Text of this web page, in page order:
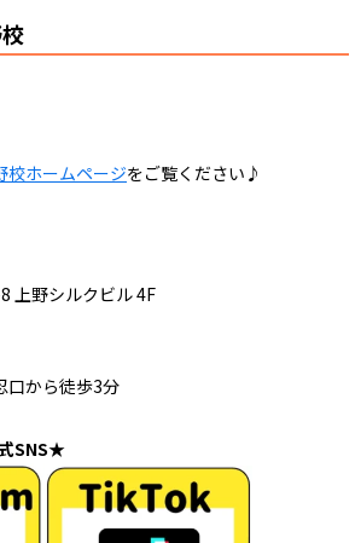
校ホームページをご覧ください♪
上野シルクビル 4F
口から徒歩3分
SNS★